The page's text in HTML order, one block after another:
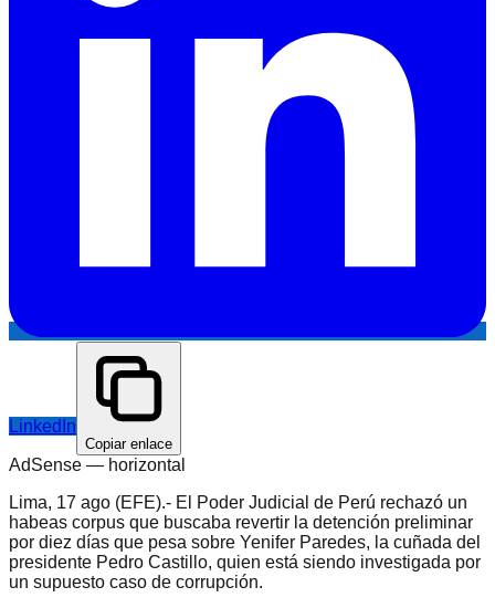
LinkedIn
Copiar enlace
AdSense — horizontal
Lima, 17 ago (EFE).- El Poder Judicial de Perú rechazó un
habeas corpus que buscaba revertir la detención preliminar
por diez días que pesa sobre Yenifer Paredes, la cuñada del
presidente Pedro Castillo, quien está siendo investigada por
un supuesto caso de corrupción.